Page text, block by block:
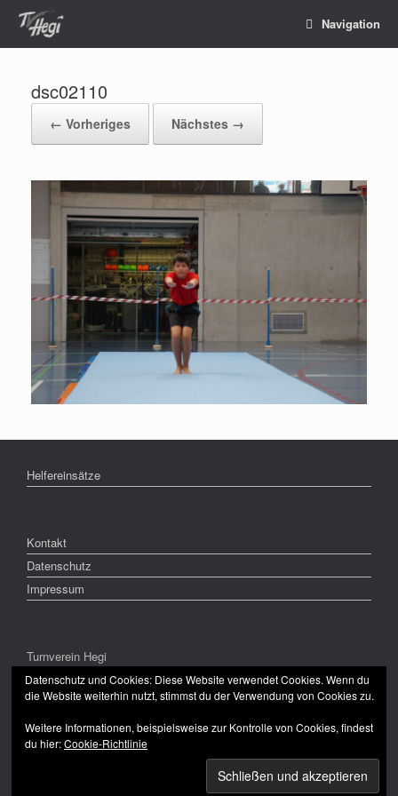
Navigation
dsc02110
← Vorheriges Nächstes →
Helfereinsätze
Kontakt
Datenschutz
Impressum
Turnverein Hegi
CH-8409 Winterthur
Datenschutz und Cookies: Diese Website verwendet Cookies. Wenn du
die Website weiterhin nutzt, stimmst du der Verwendung von Cookies zu.
Weitere Informationen, beispielsweise zur Kontrolle von Cookies, findest
du hier:Cookie-Richtlinie